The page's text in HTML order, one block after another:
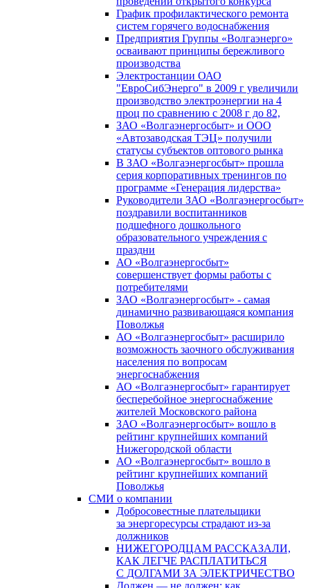
График профилактического ремонта
систем горячего водоснабжения
Предприятия Группы «Волгаэнерго»
осваивают принципы бережливого
производства
Электростанции ОАО
"ЕвроСибЭнерго" в 2009 г увеличили
производство электроэнергии на 4
проц по сравнению с 2008 г до 82,
ЗАО «Волгаэнергосбыт» и ООО
«Автозаводская ТЭЦ» получили
статусы субъектов оптового рынка
В ЗАО «Волгаэнергосбыт» прошла
серия корпоративных тренингов по
программе «Генерация лидерства»
Руководители ЗАО «Волгаэнергосбыт»
поздравили воспитанников
подшефного дошкольного
образовательного учреждения с
праздни
АО «Волгаэнергосбыт»
совершенствует формы работы с
потребителями
ЗАО «Волгаэнергосбыт» - самая
динамично развивающаяся компания
Поволжья
АО «Волгаэнергосбыт» расширило
возможность заочного обслуживания
населения по вопросам
энергоснабжения
АО «Волгаэнергосбыт» гарантирует
бесперебойное энергоснабжение
жителей Московского района
ЗАО «Волгаэнергосбыт» вошло в
рейтинг крупнейших компаний
Нижегородской области
АО «Волгаэнергосбыт» вошло в
рейтинг крупнейших компаний
Поволжья
СМИ о компании
Добросовестные плательщики
за энергоресурсы страдают из-за
должников
НИЖЕГОРОДЦАМ РАССКАЗАЛИ,
КАК ЛЕГЧЕ РАСПЛАТИТЬСЯ
С ДОЛГАМИ ЗА ЭЛЕКТРИЧЕСТВО